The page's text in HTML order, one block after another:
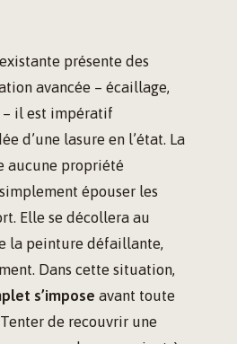
présente des
avancée – écaillage,
– il est impératif
d’une lasure en l’état. La
aucune propriété
épouser les
Elle se décollera au
la peinture défaillante,
Dans cette situation,
s’impose avant toute
de recouvrir une